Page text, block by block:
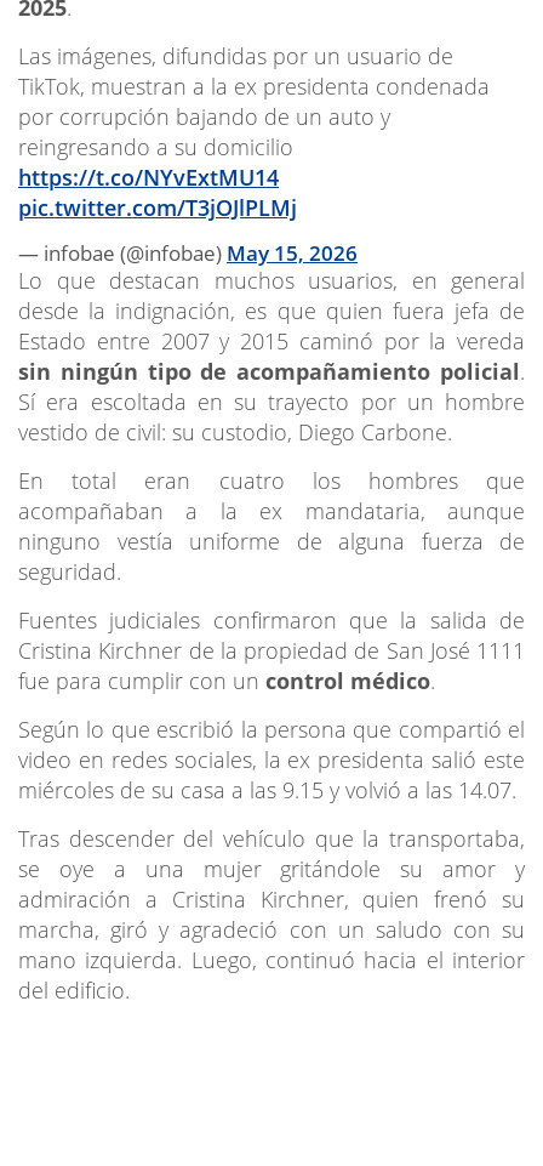
2025.
Las imágenes, difundidas por un usuario de
TikTok, muestran a la ex presidenta condenada
por corrupción bajando de un auto y
reingresando a su domicilio
https://t.co/NYvExtMU14
pic.twitter.com/T3jOJlPLMj
— infobae (@infobae) May 15, 2026
Lo que destacan muchos usuarios, en general
desde la indignación, es que quien fuera jefa de
Estado entre 2007 y 2015 caminó por la vereda
sin ningún tipo de acompañamiento policial.
Sí era escoltada en su trayecto por un hombre
vestido de civil: su custodio, Diego Carbone.
En total eran cuatro los hombres que
acompañaban a la ex mandataria, aunque
ninguno vestía uniforme de alguna fuerza de
seguridad.
Fuentes judiciales confirmaron que la salida de
Cristina Kirchner de la propiedad de San José 1111
fue para cumplir con un control médico.
Según lo que escribió la persona que compartió el
video en redes sociales, la ex presidenta salió este
miércoles de su casa a las 9.15 y volvió a las 14.07.
Tras descender del vehículo que la transportaba,
se oye a una mujer gritándole su amor y
admiración a Cristina Kirchner, quien frenó su
marcha, giró y agradeció con un saludo con su
mano izquierda. Luego, continuó hacia el interior
del edificio.